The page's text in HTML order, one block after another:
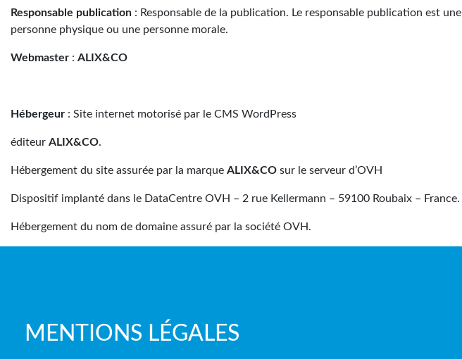
Responsable publication : Responsable de la publication. Le responsable publication est une
personne physique ou une personne morale.
Webmaster : ALIX&CO
Hébergeur : Site internet motorisé par le CMS WordPress
éditeur ALIX&CO.
Hébergement du site assurée par la marque ALIX&CO sur le serveur d’OVH
Dispositif implanté dans le DataCentre OVH – 2 rue Kellermann – 59100 Roubaix – France.
Hébergement du nom de domaine assuré par la société OVH.
MENTIONS LÉGALES